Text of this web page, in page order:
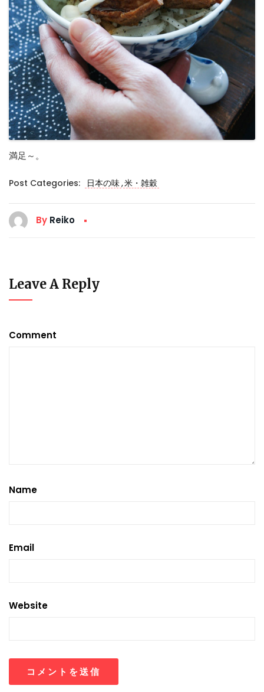
満足～。
Post Categories: 日本の味,米・雑穀
By Reiko
Leave A Reply
Comment
Name
Email
Website